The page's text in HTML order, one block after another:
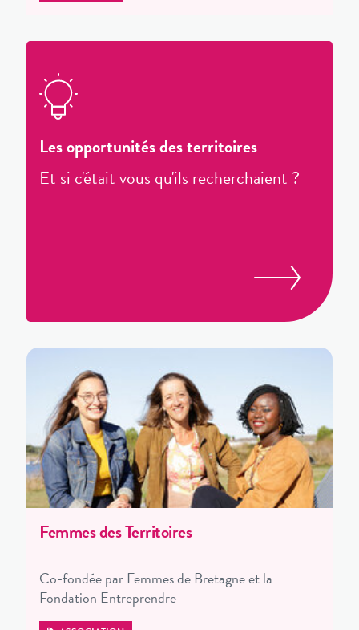
Les opportunités des territoires
Et si c'était vous qu'ils recherchaient ?
Femmes des Territoires
Co-fondée par Femmes de Bretagne et la
Fondation Entreprendre